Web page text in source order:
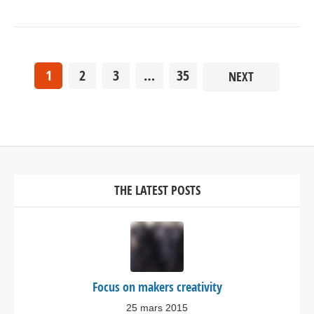
1 2 3 … 35 NEXT
THE LATEST POSTS
Focus on makers creativity
25 mars 2015